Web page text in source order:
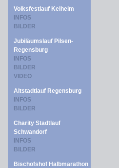
Volksfestlauf Kelheim
INFOS
BILDER
Jubiläumslauf Pilsen-
Regensburg
INFOS
BILDER
VIDEO
Altstadtlauf Regensburg
INFOS
BILDER
Charity Stadtlauf
Schwandorf
INFOS
BILDER
Bischofshof Halbmarathon